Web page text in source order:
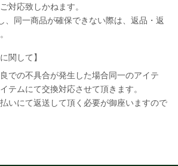
対応致しかねます。
、同一商品が確保できない際は、返品・返
関して】
での不具合が発生した場合同一のアイテ
テムにて交換対応させて頂きます。
いにて返送して頂く必要が御座いますので